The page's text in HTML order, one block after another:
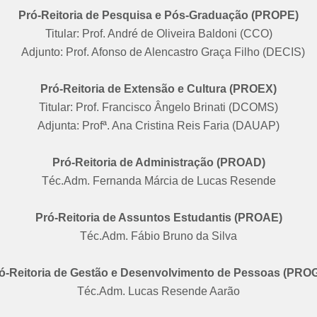
Pró-Reitoria de Pesquisa e Pós-Graduação (PROPE)
Titular: Prof. André de Oliveira Baldoni (CCO)
Adjunto: Prof. Afonso de Alencastro Graça Filho (DECIS)
Pró-Reitoria de Extensão e Cultura (PROEX)
Titular: Prof. Francisco Ângelo Brinati (DCOMS)
Adjunta: Profª. Ana Cristina Reis Faria (DAUAP)
Pró-Reitoria de Administração (PROAD)
Téc.Adm. Fernanda Márcia de Lucas Resende
Pró-Reitoria de Assuntos Estudantis (PROAE)
Téc.Adm. Fábio Bruno da Silva
Reitoria de Gestão e Desenvolvimento de Pessoas
Téc.Adm. Lucas Resende Aarão